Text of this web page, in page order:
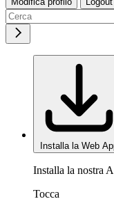
Installa la Web
Installa la nostra
Tocca